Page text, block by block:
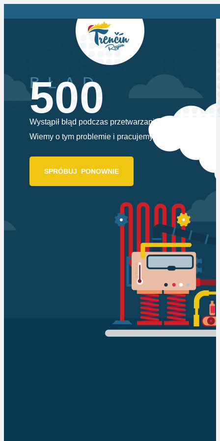
BŁĄD
500
Wystąpił błąd podczas przetwarzania żądania.
Wiemy o tym problemie i pracujemy, aby to naprawić.
SPRÓBUJ PONOWNIE